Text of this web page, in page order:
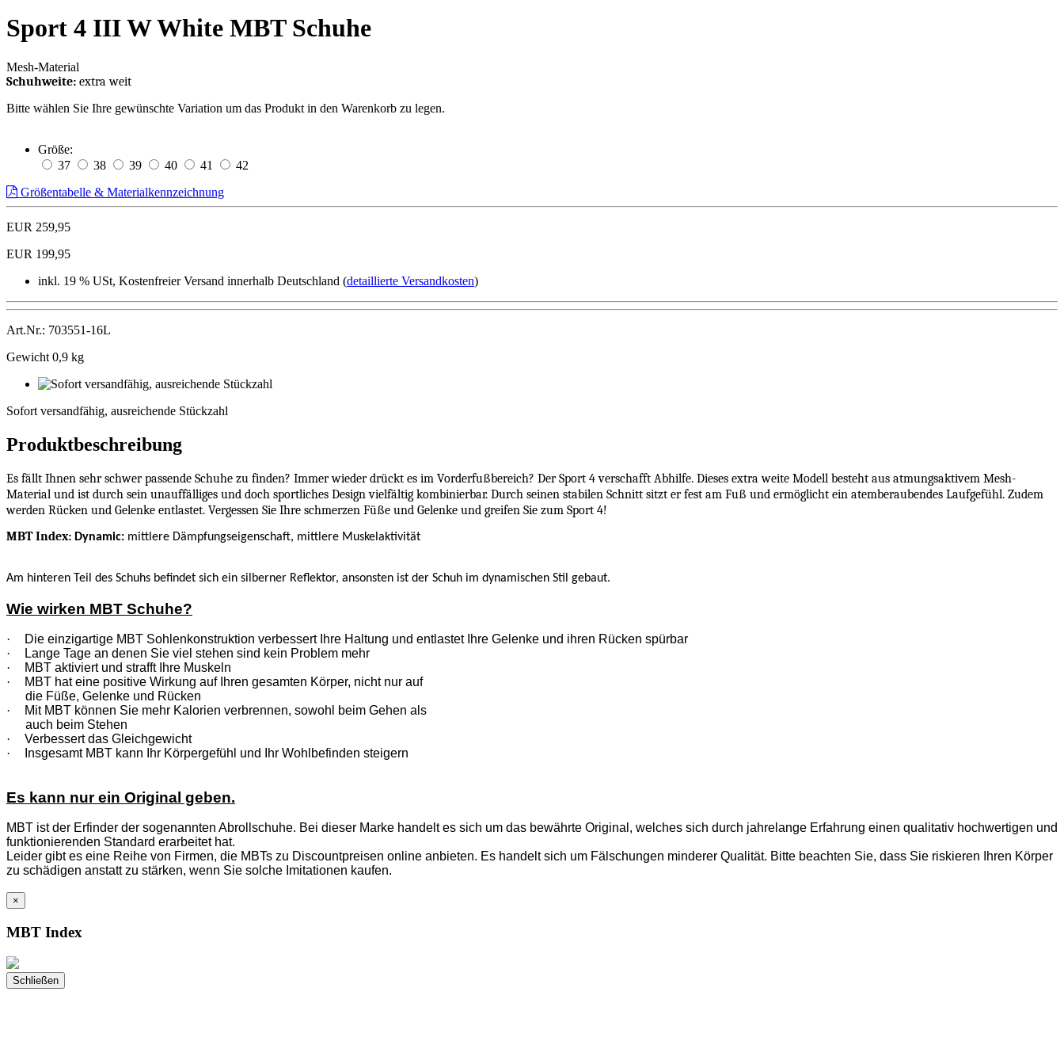
Sport 4 III W White MBT Schuhe
Mesh-Material
Schuhweite: extra weit
Bitte wählen Sie Ihre gewünschte Variation um das Produkt in den Warenkorb zu legen.
Größe:
37
38 39 40 41
42
Größentabelle & Materialkennzeichnung
EUR 259,95
EUR 199,95
inkl. 19 % USt, Kostenfreier Versand innerhalb Deutschland (detaillierte Versandkosten)
Art.Nr.: 703551-16L
Gewicht 0,9 kg
Sofort versandfähig, ausreichende Stückzahl
Produktbeschreibung
Es fällt Ihnen sehr schwer passende Schuhe zu finden? Immer wieder drückt es im Vorderfußbereich? Der Sport 4 verschafft Abhilfe. Dieses extra weite Modell besteht aus atmungsaktivem Mesh-
Material und ist durch sein unauffälliges und doch sportliches Design vielfältig kombinierbar. Durch seinen stabilen Schnitt sitzt er fest am Fuß und ermöglicht ein atemberaubendes Laufgefühl. Zudem
werden Rücken und Gelenke entlastet. Vergessen Sie Ihre schmerzen Füße und Gelenke und greifen Sie zum Sport 4!
MBT Index: Dynamic: mittlere Dämpfungseigenschaft, mittlere Muskelaktivität
Am hinteren Teil des Schuhs befindet sich ein silberner Reflektor, ansonsten ist der Schuh im dynamischen Stil gebaut.
Wie wirken MBT Schuhe?
·
Die einzigartige MBT Sohlenkonstruktion verbessert Ihre Haltung und entlastet Ihre Gelenke und ihren Rücken spürbar
·
Lange Tage an denen Sie viel stehen sind kein Problem mehr
·
MBT aktiviert und strafft Ihre Muskeln
·
MBT hat eine positive Wirkung auf Ihren gesamten Körper, nicht nur auf
die Füße, Gelenke und Rücken
·
Mit MBT können Sie mehr Kalorien verbrennen, sowohl beim Gehen als
auch beim Stehen
·
Verbessert das Gleichgewicht
·
Insgesamt MBT kann Ihr Körpergefühl und Ihr Wohlbefinden steigern
Es kann nur ein Original geben.
MBT ist der Erfinder der sogenannten Abrollschuhe. Bei dieser Marke handelt es sich um das bewährte Original, welches sich durch jahrelange Erfahrung einen qualitativ hochwertigen und
funktionierenden Standard erarbeitet hat.
Leider gibt es eine Reihe von Firmen, die MBTs zu Discountpreisen online anbieten. Es handelt sich um Fälschungen minderer Qualität. Bitte beachten Sie, dass Sie riskieren Ihren Körper
zu schädigen anstatt zu stärken, wenn Sie solche Imitationen kaufen.
×
MBT Index
Schließen